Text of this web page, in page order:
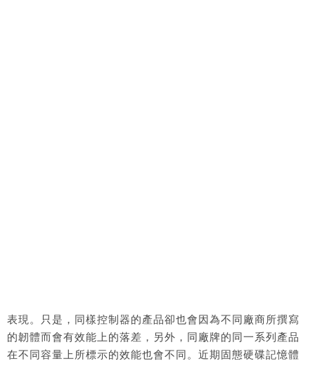
表現。只是，同樣控制器的產品卻也會因為不同廠商所撰寫
的韌體而會有效能上的落差，另外，同廠牌的同一系列產品
在不同容量上所標示的效能也會不同。近期固態硬碟記憶體